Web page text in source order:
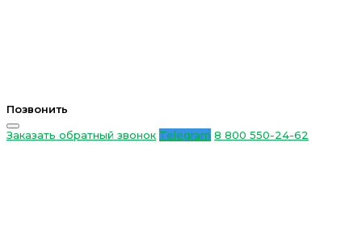
Позвонить
Заказать обратный звонок Telegram 8 800 550-24-62